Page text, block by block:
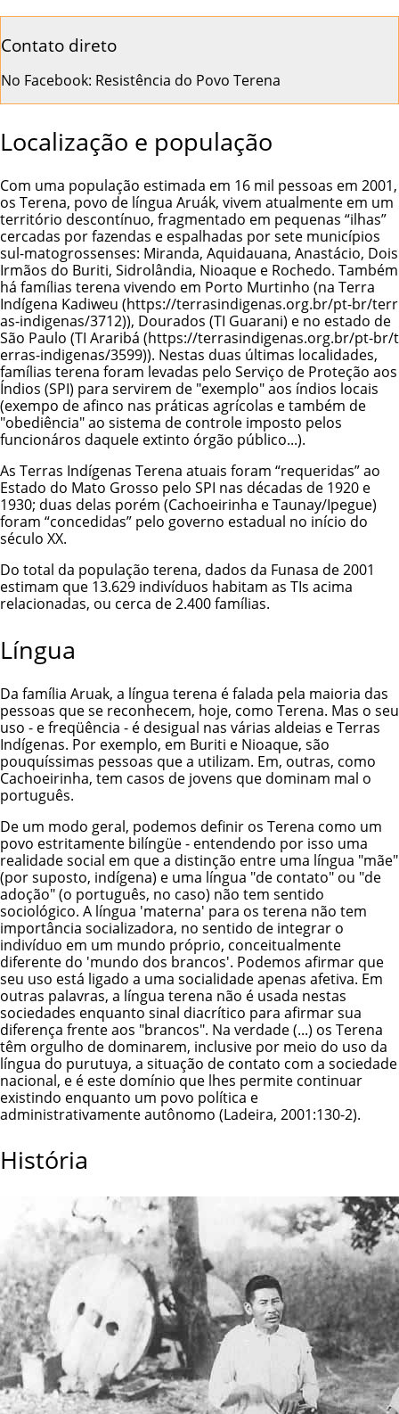
Contato direto
No Facebook: Resistência do Povo Terena
Localização e população
Com uma população estimada em 16 mil pessoas em 2001,
os Terena, povo de língua Aruák, vivem atualmente em um
território descontínuo, fragmentado em pequenas “ilhas”
cercadas por fazendas e espalhadas por sete municípios
sul-matogrossenses: Miranda, Aquidauana, Anastácio, Dois
Irmãos do Buriti, Sidrolândia, Nioaque e Rochedo. Também
há famílias terena vivendo em Porto Murtinho (na Terra
Indígena Kadiweu
), Dourados (TI Guarani) e no estado de
São Paulo (TI Araribá
). Nestas duas últimas localidades,
famílias terena foram levadas pelo Serviço de Proteção aos
Índios (SPI) para servirem de "exemplo" aos índios locais
(exempo de afinco nas práticas agrícolas e também de
"obediência" ao sistema de controle imposto pelos
funcionáros daquele extinto órgão público...).
As Terras Indígenas Terena atuais foram “requeridas” ao
Estado do Mato Grosso pelo SPI nas décadas de 1920 e
1930; duas delas porém (Cachoeirinha e Taunay/Ipegue)
foram “concedidas” pelo governo estadual no início do
século XX.
Do total da população terena, dados da Funasa de 2001
estimam que 13.629 indivíduos habitam as TIs acima
relacionadas, ou cerca de 2.400 famílias.
Língua
Da família Aruak, a língua terena é falada pela maioria das
pessoas que se reconhecem, hoje, como Terena. Mas o seu
uso - e freqüência - é desigual nas várias aldeias e Terras
Indígenas. Por exemplo, em Buriti e Nioaque, são
pouquíssimas pessoas que a utilizam. Em, outras, como
Cachoeirinha, tem casos de jovens que dominam mal o
português.
De um modo geral, podemos definir os Terena como um
povo estritamente bilíngüe - entendendo por isso uma
realidade social em que a distinção entre uma língua "mãe"
(por suposto, indígena) e uma língua "de contato" ou "de
adoção" (o português, no caso) não tem sentido
sociológico. A língua 'materna' para os terena não tem
importância socializadora, no sentido de integrar o
indivíduo em um mundo próprio, conceitualmente
diferente do 'mundo dos brancos'. Podemos afirmar que
seu uso está ligado a uma socialidade apenas afetiva. Em
outras palavras, a língua terena não é usada nestas
sociedades enquanto sinal diacrítico para afirmar sua
diferença frente aos "brancos". Na verdade (...) os Terena
têm orgulho de dominarem, inclusive por meio do uso da
língua do purutuya, a situação de contato com a sociedade
nacional, e é este domínio que lhes permite continuar
existindo enquanto um povo política e
administrativamente autônomo (Ladeira, 2001:130-2).
História